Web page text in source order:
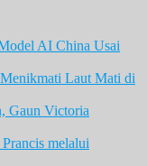
AI China Usai
Laut Mati di
Gaun Victoria
melalui